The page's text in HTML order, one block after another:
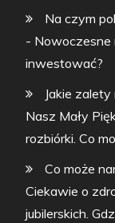
Na czym
- Nowoczesne
inwestować?
Jakie zalety
Nasz Mały
rozbiórki. Co
Co może
Ciekawie o
jubilerskich.